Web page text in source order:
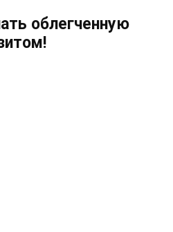
облегченную